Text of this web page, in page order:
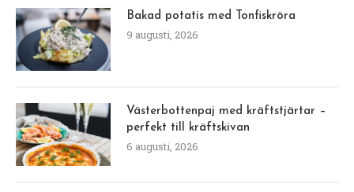
Bakad potatis med Tonfiskröra
9 augusti, 2026
Västerbottenpaj med kräftstjärtar –
perfekt till kräftskivan
6 augusti, 2026